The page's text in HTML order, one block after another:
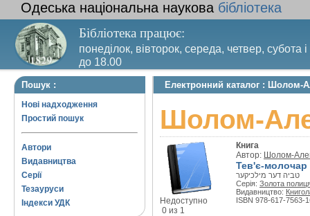
Одеська національна наукова бібліотека
Бібліотека працює:
понеділок, вівторок, середа, четвер, субота
до 18.00
Вихідний день – п’ятниця. Останній четвер
Пошук :
Нові надходження
Простий пошук
Автори
Видавництва
Серії
Тезауруси
Індекси УДК
Електронний каталог : Шолом-
Шолом-
Недоступно
0 из 1
Книга
Автор: Шолом-
Тев'є-молочар
טביה דער מילכיקער
Серія: Золота
Видавництво:
ISBN 978-617-7563-